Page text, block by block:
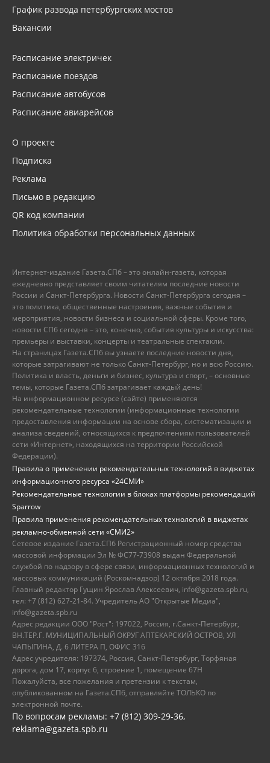
График развода петербургских мостов
Вакансии
Расписание электричек
Расписание поездов
Расписание автобусов
Расписание авиарейсов
О проекте
Подписка
Реклама
Письмо в редакцию
QR код компании
Политика обработки персональных данных
Интернет-издание Газета.СПб – это онлайн-газета, которая
ежедневно представляет своим читателям последние новости
России и Санкт-Петербурга. Новости Санкт-Петербурга сегодня –
это политика, общественные настроения, важные события и
мероприятия, новости бизнеса и социальной сферы. Кроме того,
новости СПб сегодня – это, конечно, события культуры и искусства:
премьеры и выставки, концерты и театральные спектакли.
На страницах Газета.СПб вы узнаете последние новости дня,
которые затрагивают не только Санкт-Петербург, но и всю Россию.
Политика и власть, деньги и бизнес, культура и спорт, – основные
темы, которые Газета.СПб затрагивает каждый день!
На информационном ресурсе (сайте) применяются
рекомендательные технологии (информационные технологии
предоставления информации на основе сбора, систематизации и
анализа сведений, относящихся к предпочтениям пользователей
сети «Интернет», находящихся на территории Российской
Федерации).
Правила о применении рекомендательных технологий в виджетах
информационного ресурса «24СМИ»
Рекомендательные технологии в блоках платформы рекомендаций
Sparrow
Правила применения рекомендательных технологий в виджетах
рекламно-обменной сети «СМИ2»
Сетевое издание Газета.СПб Регистрационный номер средства
массовой информации Эл № ФС77-73908 выдан Федеральной
службой по надзору в сфере связи, информационных технологий и
массовых коммуникаций (Роскомнадзор) 12 октября 2018 года.
Главный редактор Гущин Ярослав Алексеевич, info@gazeta.spb.ru,
тел: +7 (812) 627-21-84. Учредитель АО "Открытые Медиа",
info@gazeta.spb.ru
Адрес редакции ООО "Рост": 197022, Россия, г.Санкт-Петербург,
ВН.ТЕР.Г. МУНИЦИПАЛЬНЫЙ ОКРУГ АПТЕКАРСКИЙ ОСТРОВ, УЛ
ЧАПЫГИНА, Д. 6 ЛИТЕРА П, ОФИС 316
Адрес учредителя: 197374, Россия, Санкт-Петербург, Торфяная
дорога, дом 17, корпус 6, строение 1, помещение 67Н
Пожалуйста, все пожелания и претензии к текстам,
опубликованном на Газета.СПб, отправляйте ТОЛЬКО по
электронной почте.
По вопросам рекламы: +7 (812) 309-29-36,
reklama@gazeta.spb.ru